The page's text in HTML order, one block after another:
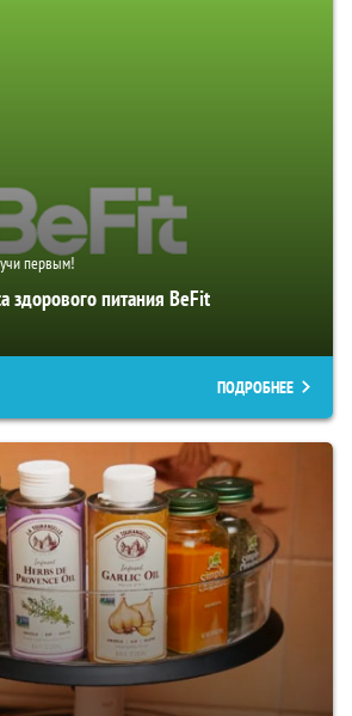
первым!
здорового питания BeFit
ПОДРОБНЕЕ